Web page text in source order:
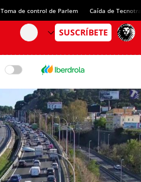
Toma de control de Parlem Caída de